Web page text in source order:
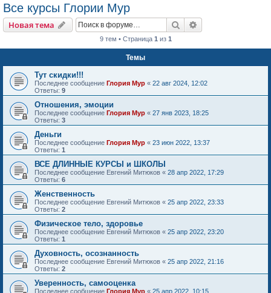
Все курсы Глории Мур
Новая тема Поиск
9 тем • Страница 1 из 1
Темы
Тут скидки!!!
Последнее сообщение Глория Мур « 22 авг 2024, 12:02
Ответы: 9
Отношения, эмоции
Последнее сообщение Глория Мур « 27 янв 2023, 18:25
Ответы: 3
Деньги
Последнее сообщение Глория Мур « 23 июн 2022, 13:37
Ответы: 1
ВСЕ ДЛИННЫЕ КУРСЫ и ШКОЛЫ
Последнее сообщение Евгений Митюков « 28 апр 2022, 17:29
Ответы: 6
Женственность
Последнее сообщение Евгений Митюков « 25 апр 2022, 23:33
Ответы: 2
Физическое тело, здоровье
Последнее сообщение Евгений Митюков « 25 апр 2022, 23:20
Ответы: 1
Духовность, осознанность
Последнее сообщение Евгений Митюков « 25 апр 2022, 21:16
Ответы: 2
Уверенность, самооценка
Последнее сообщение Глория Мур « 25 апр 2022, 10:15